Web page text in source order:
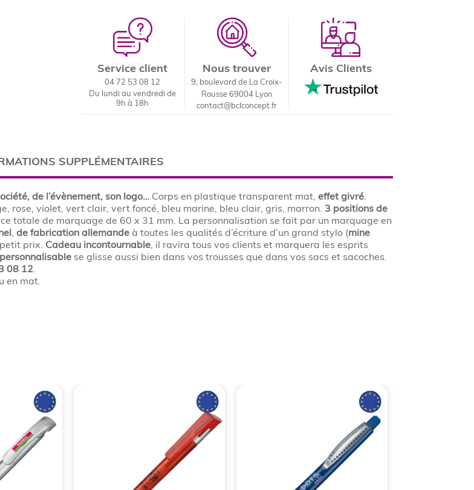
Service client
04 72 53 08 12
Du lundi au vendredi de
9h à 18h
Nous trouver
9, boulevard de La Croix-
Rousse 69004 Lyon
contact@bclconcept.fr
Avis Clients
SUPPLÉMENTAIRES
de l’évènement, son logo… Corps en plastique transparent mat,effet givré.
rose, violet, vert clair, vert foncé, bleu marine, bleu clair, gris, marron. 3 positions de
totale de marquage de 60 x 31 mm. La personnalisation se fait par un marquage en
,de fabrication allemande à toutes les qualités d’écriture d’un grand stylo (mine
prix. Cadeau incontournable, il ravira tous vos clients et marquera les esprits
se glisse aussi bien dans vos trousses que dans vos sacs et sacoches.
08 12.
en mat.